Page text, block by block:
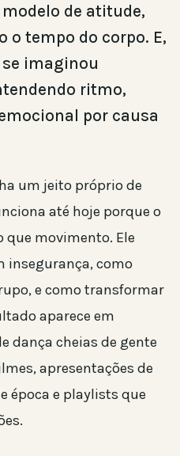
de atitude,
o tempo do corpo. E,
imaginou
ritmo,
por causa
um jeito próprio de
até hoje porque o
que movimento. Ele
insegurança, como
e como transformar
aparece em
dança cheias de gente
apresentações de
época e playlists que